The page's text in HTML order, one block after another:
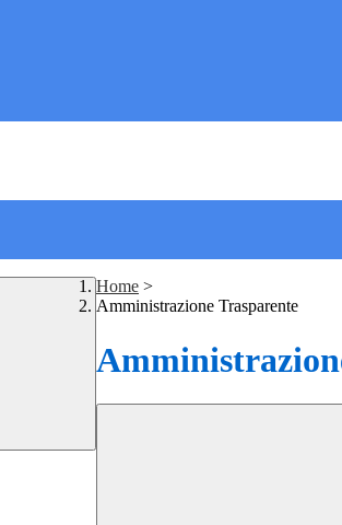
Home >
Amministrazione Trasparente